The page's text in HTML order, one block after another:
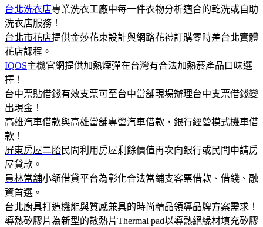
台北洗衣店專業洗衣工廠中每一件衣物分析適合的乾洗或自助
洗衣店服務！
台北市花店提供金莎花束設計與網路花禮訂購零時差台北實體
花店課程。
IQOS主機官網提供加熱煙彈在台灣有合法加熱菸產品口味選
擇！
台中票貼借錢有效支票可至台中當舖現場辦理台中支票借錢變
出現金！
高雄汽車借款與高雄當舖專營汽車借款，銀行經營模式機車借
款！
屏東房屋二胎民間利用房屋剩餘價值再次向銀行或民間申請房
屋貸款。
員林當舖小額借貸平台為彰化合法當鋪支客票借款、借錢、融
資首選。
台北廚具打造機能與質感兼具的時尚精品領導品牌方案需求！
導熱矽膠片為新型的散熱片Thermal pad以導熱絕緣材填充矽膠